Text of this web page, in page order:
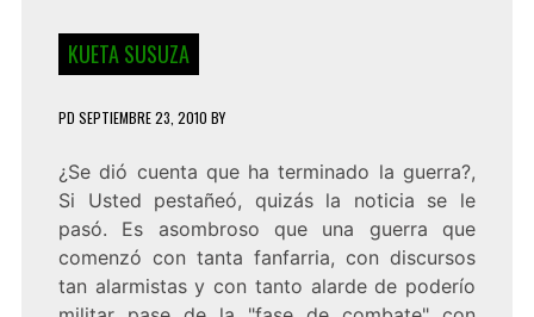
KUETA SUSUZA
PD SEPTIEMBRE 23, 2010 BY
¿Se dió cuenta que ha terminado la guerra?,
Si Usted pestañeó, quizás la noticia se le
pasó. Es asombroso que una guerra que
comenzó con tanta fanfarria, con discursos
tan alarmistas y con tanto alarde de poderío